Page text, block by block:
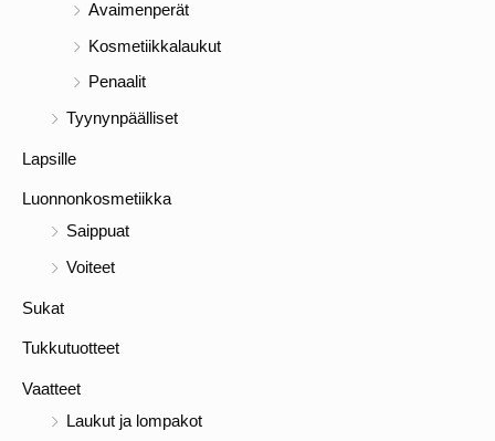
Avaimenperät
Kosmetiikkalaukut
Penaalit
Tyynynpäälliset
Lapsille
Luonnonkosmetiikka
Saippuat
Voiteet
Sukat
Tukkutuotteet
Vaatteet
Laukut ja lompakot